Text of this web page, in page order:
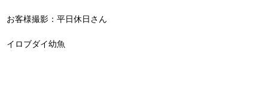
お客様撮影：平日休日さん
イロブダイ幼魚